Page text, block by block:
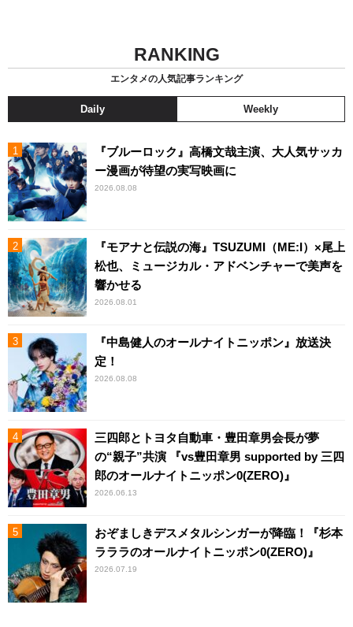
RANKING
エンタメの人気記事ランキング
Daily Weekly
『ブルーロック』高橋文哉主演、大人気サッカ
ー漫画が待望の実写映画に
2026.08.08
『モアナと伝説の海』TSUZUMI（ME:I）×尾上
松也、ミュージカル・アドベンチャーで美声を
響かせる
2026.08.01
『中島健人のオールナイトニッポン』放送決
定！
2026.08.08
三四郎とトヨタ自動車・豊田章男会長が夢
の“親子”共演 『vs豊田章男 supported by 三四
郎のオールナイトニッポン0(ZERO)』
2026.06.13
おぞましきデスメタルシンガーが降臨！『杉本
ラララのオールナイトニッポン0(ZERO)』
2026.07.19